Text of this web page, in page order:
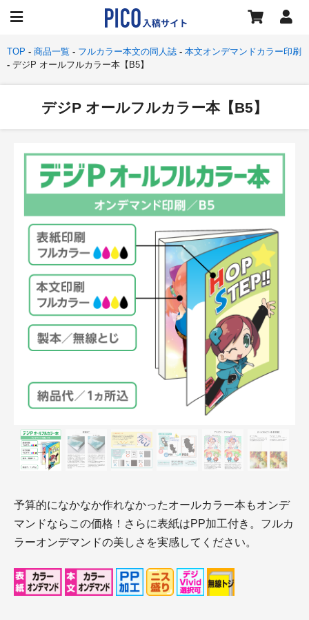
TOP 商品一覧 フルカラー本文の同人誌
本文オンデマンドカラー印刷
デジP オールフルカラー本【B5】
デジP オールフルカラー本【B5】
予算的になかなか作れなかったオールカラー本もオンデ
マンドならこの価格！さらに表紙はPP加工付き。フルカ
ラーオンデマンドの美しさを実感してください。